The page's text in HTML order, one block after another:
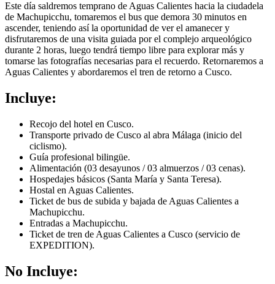
Este día saldremos temprano de Aguas Calientes hacia la ciudadela
de Machupicchu, tomaremos el bus que demora 30 minutos en
ascender, teniendo así la oportunidad de ver el amanecer y
disfrutaremos de una visita guiada por el complejo arqueológico
durante 2 horas, luego tendrá tiempo libre para explorar más y
tomarse las fotografías necesarias para el recuerdo. Retornaremos a
Aguas Calientes y abordaremos el tren de retorno a Cusco.
Incluye:
Recojo del hotel en Cusco.
Transporte privado de Cusco al abra Málaga (inicio del
ciclismo).
Guía profesional bilingüe.
Alimentación (03 desayunos / 03 almuerzos / 03 cenas).
Hospedajes básicos (Santa María y Santa Teresa).
Hostal en Aguas Calientes.
Ticket de bus de subida y bajada de Aguas Calientes a
Machupicchu.
Entradas a Machupicchu.
Ticket de tren de Aguas Calientes a Cusco (servicio de
EXPEDITION).
No Incluye: